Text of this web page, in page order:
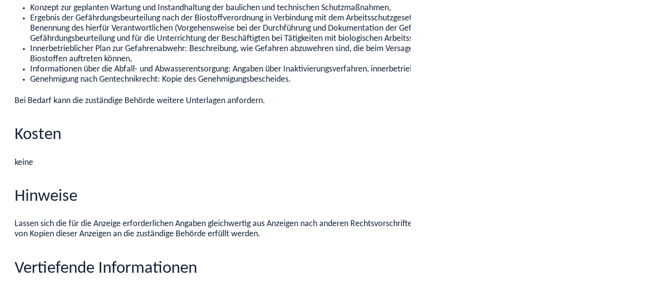
Konzept zur geplanten Wartung und Instandhaltung der baulichen und technischen Schutzmaßnahmen,
Ergebnis der Gefährdungsbeurteilung nach der Biostoffverordnung in Verbindung mit dem Arbeitsschutzgesetz, inklusive Stand der Umsetzung der Maßnahmen und
Benennung des hierfür Verantwortlichen (Vorgehensweise bei der Durchführung und Dokumentation der Gefährdungsbeurteilung wird in TRBA 400 „Handlungsanleitung zur
Gefährdungsbeurteilung und für die Unterrichtung der Beschäftigten bei Tätigkeiten mit biologischen Arbeitsstoffen“ ausgeführt),
Innerbetrieblicher Plan zur Gefahrenabwehr: Beschreibung, wie Gefahren abzuwehren sind, die beim Versagen einer Einschließungsmaßnahme durch eine Freisetzung von
Biostoffen auftreten können,
Informationen über die Abfall- und Abwasserentsorgung: Angaben über Inaktivierungsverfahren, innerbetrieblichen Transport und verwendete Geräte,
Genehmigung nach Gentechnikrecht: Kopie des Genehmigungsbescheides.
Bei Bedarf kann die zuständige Behörde weitere Unterlagen anfordern.
Kosten
keine
Hinweise
Lassen sich die für die Anzeige erforderlichen Angaben gleichwertig aus Anzeigen nach anderen Rechtsvorschriften entnehmen, kann die Anzeigepflicht auch durch Übermittlung
von Kopien dieser Anzeigen an die zuständige Behörde erfüllt werden.
Vertiefende Informationen